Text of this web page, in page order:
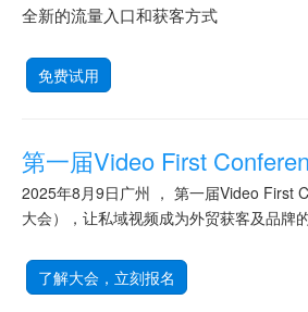
全新的流量入口和获客方式
免费试用
第一届Video First
2025年8月9日广州 ， 第一届Video First
大会），让私域视频成为外贸获客及品牌
了解大会，立刻报名